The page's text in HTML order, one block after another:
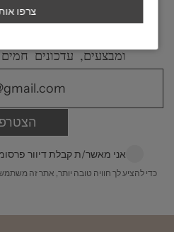
שליח עד הבית - אקספרס
חריגים)
עד הבית מרגע שההזמנה מוכנה.
לינק לפירוט מלא:משלוחים
שאת צריכה זה סרגל וטבעת
שמתאימה לאצבע אותה
הניחי את הטבעת על גבי
במילימטרים. שימי לב,
הפנימי. את הקוטר שמדדת
ומבצעים, עדכונים
אני מאשר/ת קבלת דיוור
כדי להציע לך חוויה טובה יותר, אתר זה משתמש